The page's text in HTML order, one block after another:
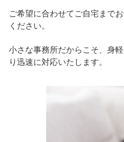
ご希望に合わせてご自宅まで
ください。
小さな事務所だからこそ、身
り迅速に対応いたします。